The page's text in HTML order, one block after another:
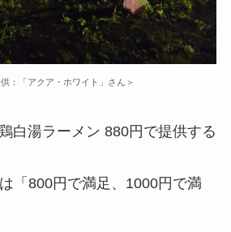
供：「アクア・ホワイト」さん＞
白湯ラーメン 880円で提供する
「800円で満足、1000円で満